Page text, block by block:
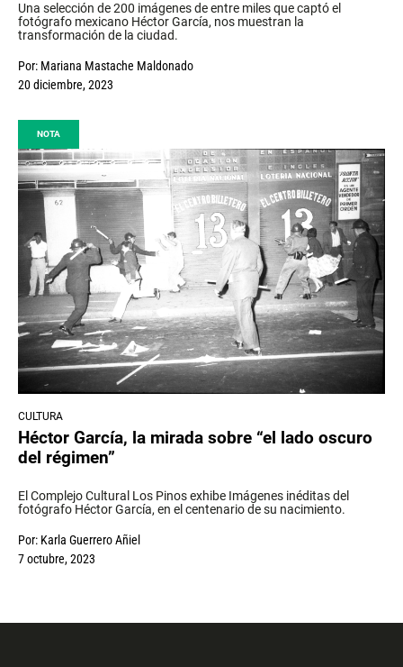
Una selección de 200 imágenes de entre miles que captó el
fotógrafo mexicano Héctor García, nos muestran la
transformación de la ciudad.
Por: Mariana Mastache Maldonado
20 diciembre, 2023
NOTA
CULTURA
Héctor García, la mirada sobre “el lado oscuro
del régimen”
El Complejo Cultural Los Pinos exhibe Imágenes inéditas del
fotógrafo Héctor García, en el centenario de su nacimiento.
Por: Karla Guerrero Añiel
7 octubre, 2023